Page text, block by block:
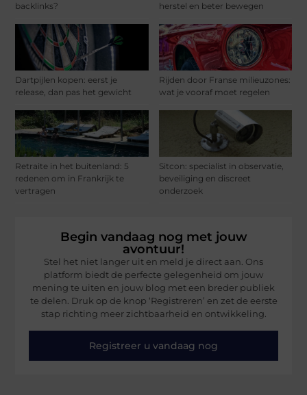
backlinks?
herstel en beter bewegen
Dartpijlen kopen: eerst je
release, dan pas het gewicht
Rijden door Franse milieuzones:
wat je vooraf moet regelen
Retraite in het buitenland: 5
redenen om in Frankrijk te
vertragen
Sitcon: specialist in observatie,
beveiliging en discreet
onderzoek
Begin vandaag nog met jouw
avontuur!
Stel het niet langer uit en meld je direct aan. Ons
platform biedt de perfecte gelegenheid om jouw
mening te uiten en jouw blog met een breder publiek
te delen. Druk op de knop ‘Registreren’ en zet de eerste
stap richting meer zichtbaarheid en ontwikkeling.
Registreer u vandaag nog